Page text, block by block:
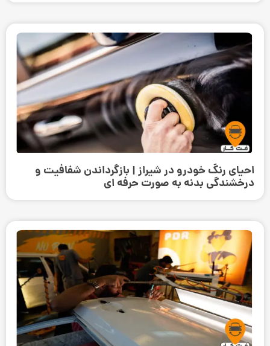
احیای رنگ خودرو در شیراز | بازگرداندن شفافیت و
درخشندگی بدنه به صورت حرفه‌ ای